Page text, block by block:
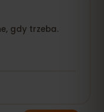
gdy trzeba.